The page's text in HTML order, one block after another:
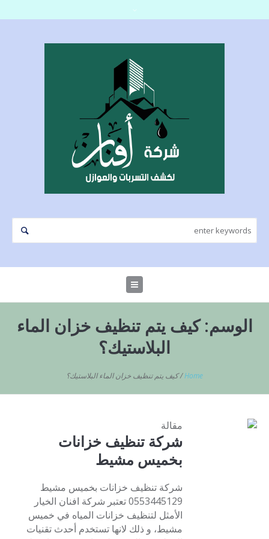
الوسم:كيف يتم تنظيف خزان الماء
البلاستيك؟
Home
/كيف يتم تنظيف خزان الماء البلاستيك؟
مقالة
شركة تنظيف خزانات
بخميس مشيط
شركة تنظيف خزانات بخميس مشيط
0553445129 تعتبر شركة افنان الخيار
الأمثل لتنظيف خزانات المياه في خميس
مشيط، و ذلك لانها تستخدم أحدث تقنيات